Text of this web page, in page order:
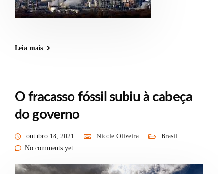
Leia mais
O fracasso fóssil subiu à cabeça
do governo
outubro 18, 2021 Nicole Oliveira
Brasil
No comments yet